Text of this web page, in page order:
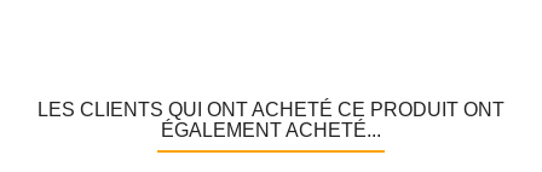
LES CLIENTS QUI ONT ACHETÉ CE PRODUIT ONT
ÉGALEMENT ACHETÉ...